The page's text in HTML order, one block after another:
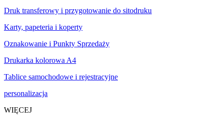
Druk transferowy i przygotowanie do sitodruku
Karty, papeteria i koperty
Oznakowanie i Punkty Sprzedaży
Drukarka kolorowa A4
Tablice samochodowe i rejestracyjne
personalizacja
WIĘCEJ